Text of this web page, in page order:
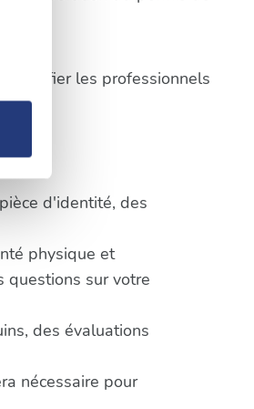
les professionnels
:
d'identité, des
physique et
questions sur votre
des évaluations
nécessaire pour